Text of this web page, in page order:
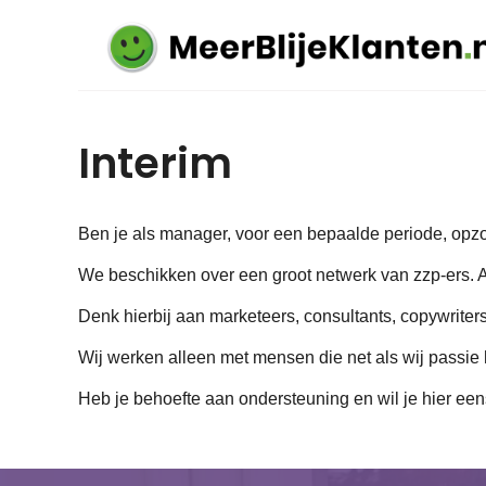
Interim
Ben je als manager, voor een bepaalde periode,
We beschikken over een groot netwerk van zzp-
Denk hierbij aan marketeers, consultants,
Wij werken alleen met mensen die net als wij
Heb je behoefte aan ondersteuning en wil je hier